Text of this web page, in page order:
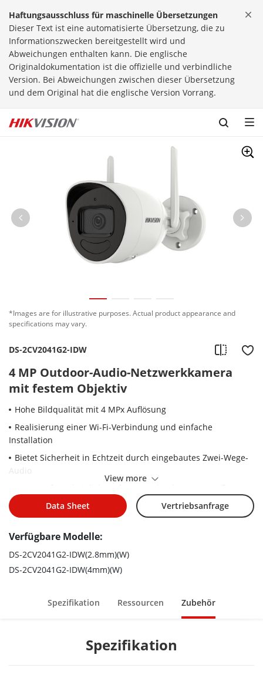
Haftungsausschluss für maschinelle Übersetzungen
Dieser Text ist eine automatisierte Übersetzung, die zu
Informationszwecken bereitgestellt wird und
Abweichungen enthalten kann. Die englische
Originaldokumentation ist die offizielle und verbindliche
Version. Bei Abweichungen zwischen dieser Übersetzung
und dem Original hat die englische Version Vorrang.
*Images are for illustrative purposes. Actual product appearance and
specifications may vary.
DS-2CV2041G2-IDW
4 MP Outdoor-Audio-Netzwerkkamera
mit festem Objektiv
Hohe Bildqualität mit 4 MPx Auflösung
Realisierung einer Wi-Fi-Verbindung und einfache
Installation
Bietet Sicherheit in Echtzeit durch eingebautes Zwei-Wege-
Distanz
Unterstützung für Speicher an Bord bis zu 512 GB (SD-
Kartensteckplatz)
View more
Data Sheet Vertriebsanfrage
Verfügbare Modelle:
DS-2CV2041G2-IDW(2.8mm)(W)
DS-2CV2041G2-IDW(4mm)(W)
Spezifikation Ressourcen Zubehör
Spezifikation